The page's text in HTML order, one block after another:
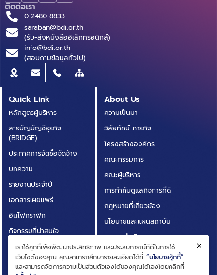
ติดต่อเรา
0 2480 8833
saraban@bdi.or.th
(รับ-ส่งหนังสืออิเล็กทรอนิกส์)
info@bdi.or.th
(สอบถามข้อมูลทั่วไป)
Quick Link
หลักสูตรผู้บริหาร
สารบัญบัญชีธุรกิจ
(BRIDGE)
ประกาศการจัดซื้อจัดจ้าง
บทความ
รายงานประจำปี
เอกสารเผยแพร่
อินโฟกราฟิก
กิจกรรมที่น่าสนใจ
ติดต่อเรา
คำถามที่พบบ่อย
About Us
ความเป็นมา
วิสัยทัศน์ ภารกิจ
โครงสร้างองค์กร
คณะกรรมการ
คณะผู้บริหาร
การกำกับดูแลกิจการที่ดี
กฎหมายที่เกี่ยวข้อง
นโยบายและแผนสถาบัน
ผลการดำเนินงาน
ความโปร่งใสในการดำเนิน
งาน (ITA)
เราใช้คุกกี้เพื่อพัฒนาประสิทธิภาพ และประสบการณ์ที่ดีในการใช้
เว็บไซต์ของคุณ คุณสามารถศึกษารายละเอียดได้ที่ “นโยบายคุ้กกี้”
และสามารถจัดการความเป็นส่วนตัวเองได้ของคุณได้เองโดยคลิกที่